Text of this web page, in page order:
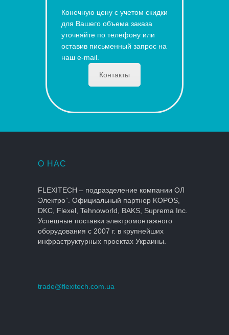
Конечную цену с учетом скидки
для Вашего объема заказа
уточняйте по телефону или
оставив письменный запрос на
наш e-mail.
Контакты
О НАС
FLEXITECH – подразделение компании ОЛ
Электро”. Официальный партнер KOPOS,
DKC, Flexel, Tehnoworld, BAKS, Suprema Inc.
Успешные поставки электромонтажного
оборудования с 2007 г. в крупнейших
инфраструктурных проектах Украины.
trade@flexitech.com.ua